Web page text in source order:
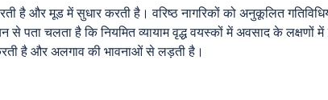
है और मूड में सुधार करती है। वरिष्ठ नागरिकों को अनुकूलित
पता चलता है कि नियमित व्यायाम वृद्ध वयस्कों में अवसाद के लक्षणों
है और अलगाव की भावनाओं से लड़ती है।